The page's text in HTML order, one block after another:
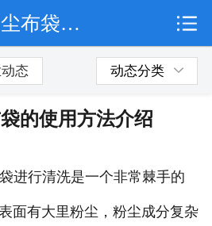
公司简介
联系我们
除尘布袋的使用方法介绍
态 动态分类
的使用方法介绍
进行清洗是一个非常棘手的
面有大里粉尘，粉尘成分复杂